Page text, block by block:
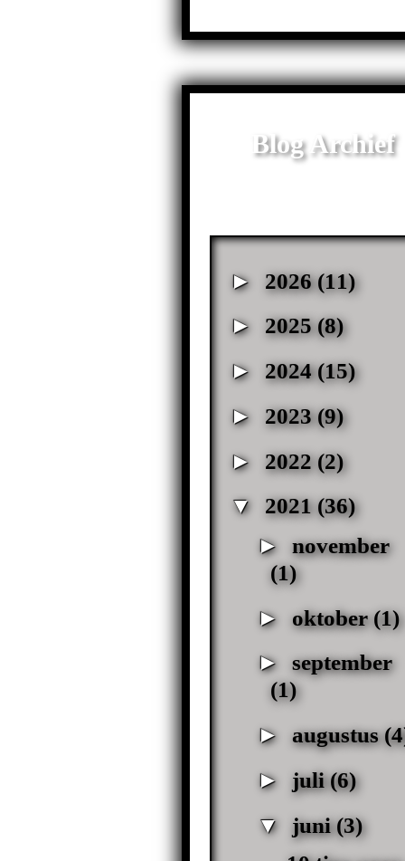
Blog Archief
► 2026(11)
► 2025(8)
► 2024(15)
► 2023(9)
► 2022(2)
▼ 2021(36)
► november
(1)
► oktober(1)
► september
(1)
► augustus
► juli(6)
▼ juni(3)